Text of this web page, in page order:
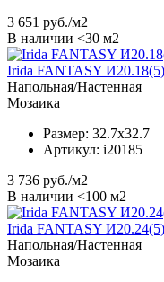
3 651 руб./м2
В наличии <30 м2
Irida FANTASY
Напольная/Настенная
Мозаика
Размер: 32.7x32.7
Артикул: i20185
3 736 руб./м2
В наличии <100 м2
Irida FANTASY
Напольная/Настенная
Мозаика